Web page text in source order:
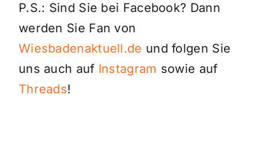
P.S.: Sind Sie bei Facebook? Dann
werden Sie Fan von
Wiesbadenaktuell.de und folgen Sie
uns auch auf Instagram sowie auf
Threads!